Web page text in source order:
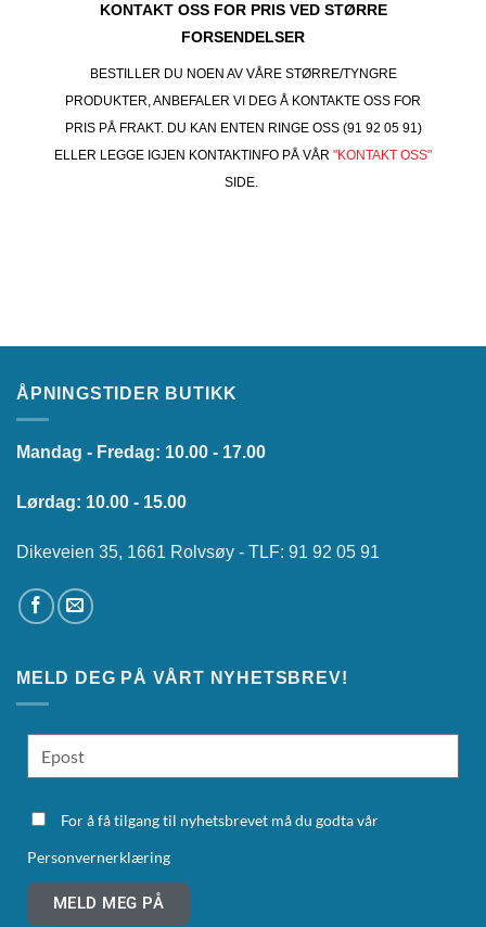
KONTAKT OSS FOR PRIS VED STØRRE
FORSENDELSER
BESTILLER DU NOEN AV VÅRE STØRRE/TYNGRE
PRODUKTER, ANBEFALER VI DEG Å KONTAKTE OSS FOR
PRIS PÅ FRAKT. DU KAN ENTEN RINGE OSS (91 92 05 91)
ELLER LEGGE IGJEN KONTAKTINFO PÅ VÅR "KONTAKT OSS"
SIDE.
ÅPNINGSTIDER BUTIKK
Mandag - Fredag: 10.00 - 17.00
Lørdag: 10.00 - 15.00
Dikeveien 35, 1661 Rolvsøy - TLF: 91 92 05 91
MELD DEG PÅ VÅRT NYHETSBREV!
For å få tilgang til nyhetsbrevet må du godta vår
Personvernerklæring
MELD MEG PÅ